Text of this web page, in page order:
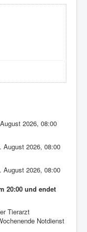
2026,08:00
August 2026,08:00
August 2026,08:00
20:00 und endet
Tierarzt
Notdienst